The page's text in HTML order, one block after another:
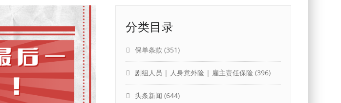
分类目录
保单条款 (351)
剧组人员 | 人身意外险 | 雇主责任保险 (396)
头条新闻 (644)